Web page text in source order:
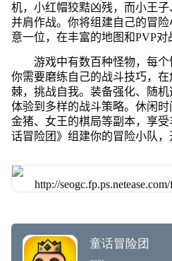
机，小红帽狡黠凶残，而小王
并肩作战。你将组建自己的冒
意一位，在丰富的地图和PVP对
游戏中有数百种怪物，每个
你需要磨练自己的战斗技巧，
棘，挑战自我。装备强化、随
体验到多样的战斗策略。休闲
金猪、女王的棋局等副本，享
话冒险团》组建你的冒险小队，